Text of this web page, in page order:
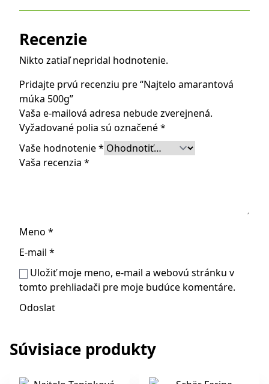
Recenzie
Nikto zatiaľ nepridal hodnotenie.
Pridajte prvú recenziu pre “Najtelo amarantová
múka 500g”
Vaša e-mailová adresa nebude zverejnená.
Vyžadované polia sú označené*
Vaše hodnotenie*
Vaša recenzia *
Meno *
E-mail *
Uložiť moje meno, e-mail a webovú stránku v
tomto prehliadači pre moje budúce komentáre.
Súvisiace produkty